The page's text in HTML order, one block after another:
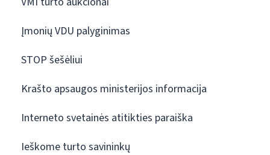
Įmonių VDU palyginimas
STOP šešėliui
Krašto apsaugos ministerijos informacija
Interneto svetainės atitikties paraiška
Ieškome turto savininkų